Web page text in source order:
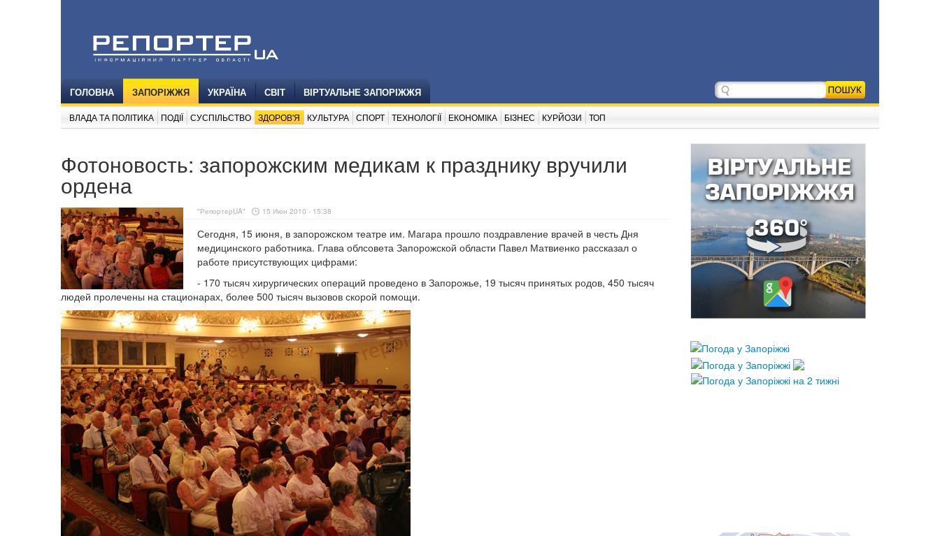
ГОЛОВНА ЗАПОРІЖЖЯ УКРАЇНА СВІТ ВІРТУАЛЬНЕ ЗАПОРІЖЖЯ
ВЛАДА ТА ПОЛІТИКА ПОДІЇ СУСПІЛЬСТВО ЗДОРОВ'Я КУЛЬТУРА СПОРТ ТЕХНОЛОГІЇ ЕКОНОМІКА БІЗНЕС КУРЙОЗИ ТОП
Фотоновость: запорожским медикам к празднику вручили
ордена
"РепортерUA" 15 Июн 2010 - 15:38
Сегодня, 15 июня, в запорожском театре им. Магара прошло поздравление врачей в честь Дня
медицинского работника. Глава облсовета Запорожской области Павел Матвиенко рассказал о
работе присутствующих цифрами:
- 170 тысяч хирургических операций проведено в Запорожье, 19 тысяч принятых родов, 450 тысяч
людей пролечены на стационарах, более 500 тысяч вызовов скорой помощи.